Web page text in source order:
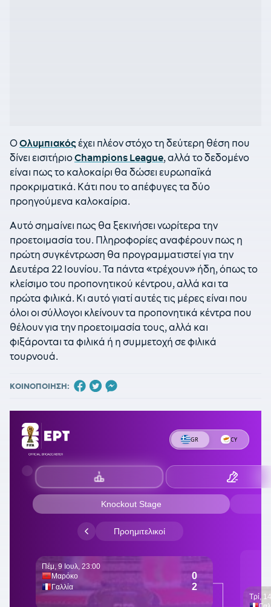
ΟΟλυμπιακόςέχει πλέον στόχο τη δεύτερη θέση που
δίνει εισιτήριοChampions League, αλλά το δεδομένο
είναι πως το καλοκαίρι θα δώσει ευρωπαϊκά
προκριματικά. Κάτι που το απέφυγες τα δύο
προηγούμενα καλοκαίρια.
Αυτό σημαίνει πως θα ξεκινήσει νωρίτερα την
προετοιμασία του. Πληροφορίες αναφέρουν πως η
πρώτη συγκέντρωση θα προγραμματιστεί για την
Δευτέρα 22 Ιουνίου. Τα πάντα «τρέχουν» ήδη, όπως το
κλείσιμο του προπονητικού κέντρου, αλλά και τα
πρώτα φιλικά. Κι αυτό γιατί αυτές τις μέρες είναι που
όλοι οι σύλλογοι κλείνουν τα προπονητικά κέντρα που
θέλουν για την προετοιμασία τους, αλλά και
φιξάρονται τα φιλικά ή η συμμετοχή σε φιλικά
τουρνουά.
ΚΟΙΝΟΠΟΙΗΣΗ: